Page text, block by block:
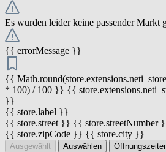
Es wurden leider keine passender Markt
{{ errorMessage }}
{{
* 100) / 100 }} {{
}}
{{ store.label }}
{{ store.street }} {{ store.streetNumber
{{ store.zipCode }} {{ store.city }}
Ausgewählt Auswählen